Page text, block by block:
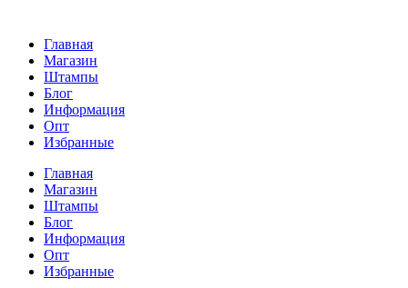
Главная
Магазин
Штампы
Блог
Информация
Опт
Избранные
Главная
Магазин
Штампы
Блог
Информация
Опт
Избранные